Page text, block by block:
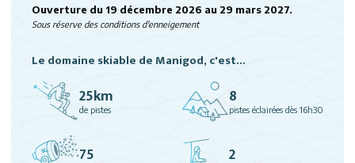
Ouverture du 19 décembre 2026 au 29 mars 2027.
Sous réserve des conditions d'enneigement
Le domaine skiable de Manigod, c'est...
25km
de pistes
8
pistes éclairées dès 16h30
75 2